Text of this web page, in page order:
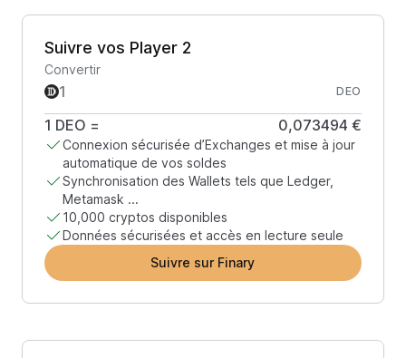
Suivre vos Player 2
Convertir
DEO
1 DEO = 0,073494 €
Connexion sécurisée d’Exchanges et mise à jour
automatique de vos soldes
Synchronisation des Wallets tels que Ledger,
Metamask ...
10,000 cryptos disponibles
Données sécurisées et accès en lecture seule
Suivre sur Finary